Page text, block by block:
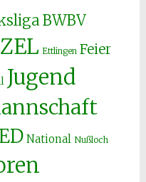
BWBV
Ettlingen Feier
Jugend
National Nußloch